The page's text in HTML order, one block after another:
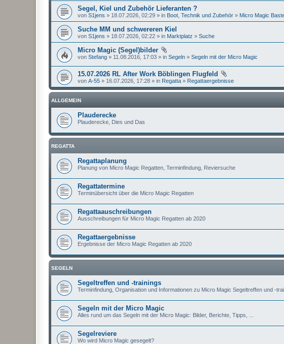
Segel, Kiel und Zubehör Lieferanten ?
von S1jens » 18.07.2026, 02:29 » in Boot, Technik und Zubehör » Micro Magic
Suche MM und schwereren Kiel
von S1jens » 18.07.2026, 02:22 » in Marktplatz » Suche
Micro Magic (Segel)bilder
von Stefang » 11.08.2016, 17:03 » in Segeln » Segeln mit der Micro Magic
15.07.2026 RL After Work Böblingen Flugfeld
von A-55 » 16.07.2026, 17:28 » in Regatta » Regattaergebnisse
ALLGEMEIN
Plauderecke
Plauderecke, Dies und Das
REGATTA
Regattaplanung
Planung von Micro Magic Regatten, Terminfindung, Reviersuche
Regattatermine
Terminübersicht über die Micro Magic Regatten
Regattaauschreibungen
Ausschreibungen für Micro Magic Regatten ab 2020
Regattaergebnisse
Ergebnisse der Micro Magic Regatten ab 2020
SEGELN
Segeltreffen und -trainings
Terminfindung, Organisation und Informationen zu Micro Magic Segeltreffen und -
Segeln mit der Micro Magic
Alles rund um das Segeln mit der Micro Magic: Bilder, Berichte, Tipps, ...
Segelreviere
Wo wird Micro Magic gesegelt?